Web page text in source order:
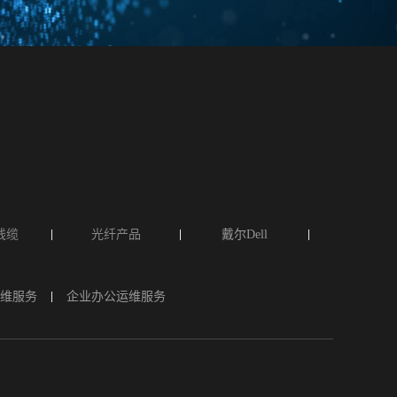
缆 光纤产品 戴尔Dell
服务 企业办公运维服务